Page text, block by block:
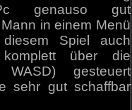
genauso gut
in einem Menü
Spiel auch
komplett über die
WASD) gesteuert
sehr gut schaffbar